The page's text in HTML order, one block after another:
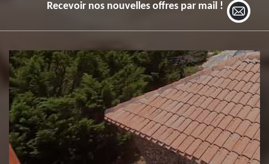
Recevoir nos nouvelles offres par mail !